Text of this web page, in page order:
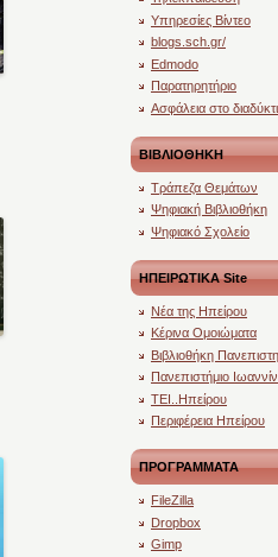
Υπηρεσίες Βίντεο
blogs.sch.gr/
Edmodo
Παρατηρητήριο
Ασφάλεια στο
ΒΙΒΛΙΟΘΗΚΗ
Τράπεζα Θεμάτων
Ψηφιακή Βιβλιοθήκη
Ψηφιακό Σχολείο
ΗΠΕΙΡΩΤΙΚΑ Site
Νέα της Ηπείρου
Κέρινα Ομοιώματα
Βιβλιοθήκη
Πανεπιστήμιο
ΤΕΙ..Ηπείρου
Περιφέρεια Ηπείρου
ΠΡΟΓΡΑΜΜΑΤΑ
FileZilla
Dropbox
Gimp